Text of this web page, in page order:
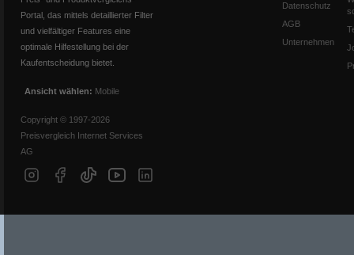
Portal, das mittels detaillierter Filter
und vielfältiger Features eine
optimale Hilfestellung bei der
Kaufentscheidung bietet.
Ansicht wählen: Mobile
Copyright © 1997-2026
Preisvergleich Internet Services
AG
Datenschutz
AGB
Unternehmen